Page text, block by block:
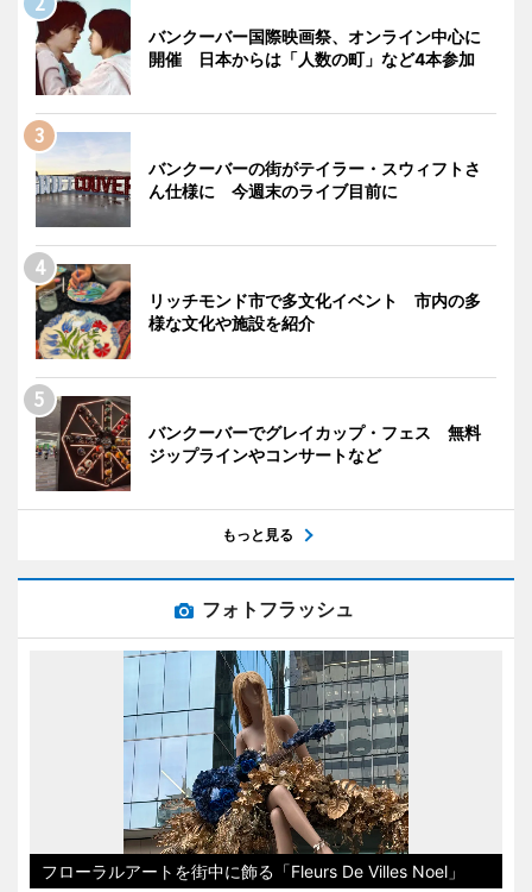
バンクーバー国際映画祭、オンライン中心に
開催 日本からは「人数の町」など4本参加
バンクーバーの街がテイラー・スウィフトさ
ん仕様に 今週末のライブ目前に
リッチモンド市で多文化イベント 市内の多
様な文化や施設を紹介
バンクーバーでグレイカップ・フェス 無料
ジップラインやコンサートなど
もっと見る
フォトフラッシュ
フローラルアートを街中に飾る「Fleurs De Villes Noel」